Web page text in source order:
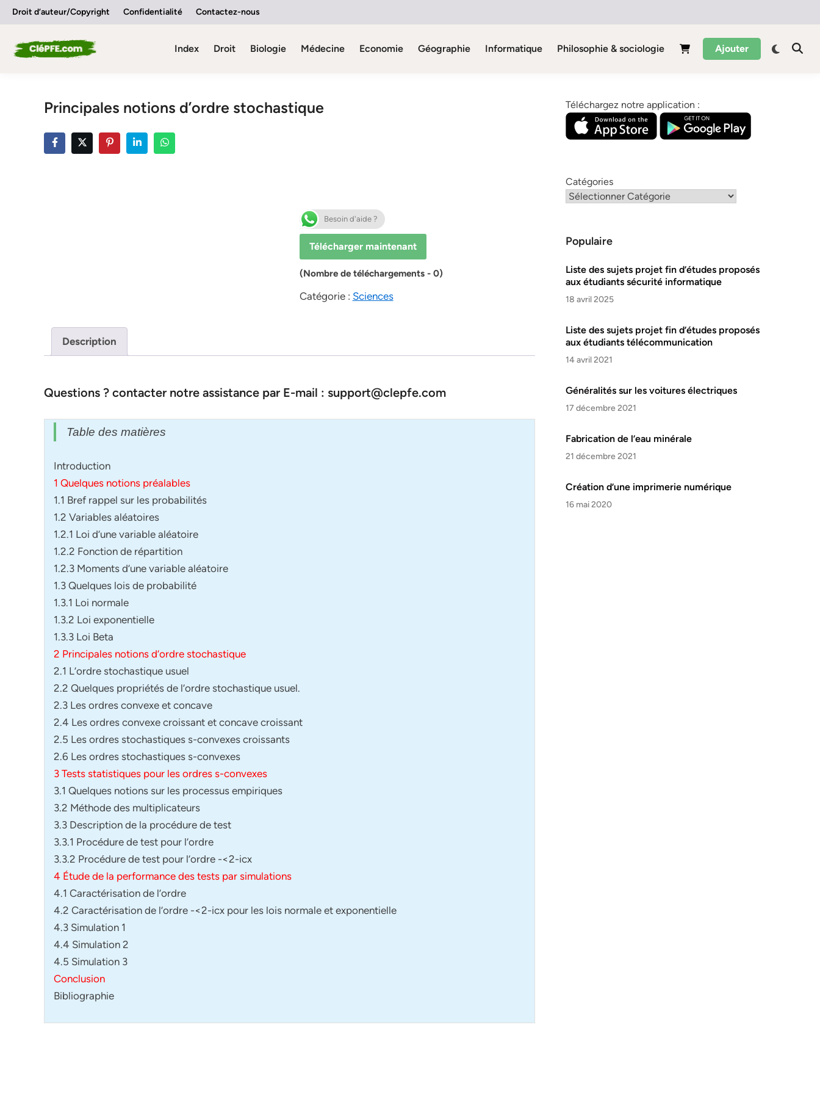
SkipDroit d’auteur/Copyright Confidentialité Contactez-nous
Index Droit Biologie Médecine Economie Géographie Informatique Philosophie & sociologie Ajouter
Principales notions d’ordre stochastique
Besoin d'aide ?
Télécharger maintenant
(Nombre de téléchargements - 0)
Catégorie : Sciences
Description
Questions ? contacter notre assistance par E-mail : support@clepfe.com
Table des matières
Introduction
1 Quelques notions préalables
1.1 Bref rappel sur les probabilités
1.2 Variables aléatoires
1.2.1 Loi d’une variable aléatoire
1.2.2 Fonction de répartition
1.2.3 Moments d’une variable aléatoire
1.3 Quelques lois de probabilité
1.3.1 Loi normale
1.3.2 Loi exponentielle
1.3.3 Loi Beta
2 Principales notions d’ordre stochastique
2.1 L’ordre stochastique usuel
2.2 Quelques propriétés de l’ordre stochastique usuel.
2.3 Les ordres convexe et concave
2.4 Les ordres convexe croissant et concave croissant
2.5 Les ordres stochastiques s-convexes croissants
2.6 Les ordres stochastiques s-convexes
3 Tests statistiques pour les ordres s-convexes
3.1 Quelques notions sur les processus empiriques
3.2 Méthode des multiplicateurs
3.3 Description de la procédure de test
3.3.1 Procédure de test pour l’ordre
3.3.2 Procédure de test pour l’ordre -<2-icx
4 Étude de la performance des tests par simulations
4.1 Caractérisation de l’ordre
4.2 Caractérisation de l’ordre -<2-icx pour les lois normale et exponentielle
4.3 Simulation 1
4.4 Simulation 2
4.5 Simulation 3
Conclusion
Bibliographie
Téléchargez notre application :
Catégories
Populaire
Liste des sujets projet fin d’études proposés
aux étudiants sécurité informatique
18 avril 2025
Liste des sujets projet fin d’études proposés
aux étudiants télécommunication
14 avril 2021
Généralités sur les voitures électriques
17 décembre 2021
Fabrication de l’eau minérale
21 décembre 2021
Création d’une imprimerie numérique
16 mai 2020